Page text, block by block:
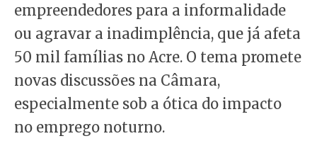
empreendedores para a informalidade
ou agravar a inadimplência, que já afeta
50 mil famílias no Acre. O tema promete
novas discussões na Câmara,
especialmente sob a ótica do impacto
no emprego noturno.